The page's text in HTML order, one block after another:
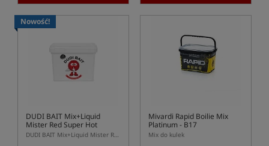
Nowość!
DUDI BAIT Mix+Liquid
Mister Red Super Hot
DUDI BAIT Mix+Liquid Mister Red Super Hot 5 kg + 500 ml liquid – mix do rolowania kulek spicy fishme
Mivardi Rapid Boilie Mix
Platinum - B17
Mix do kulek